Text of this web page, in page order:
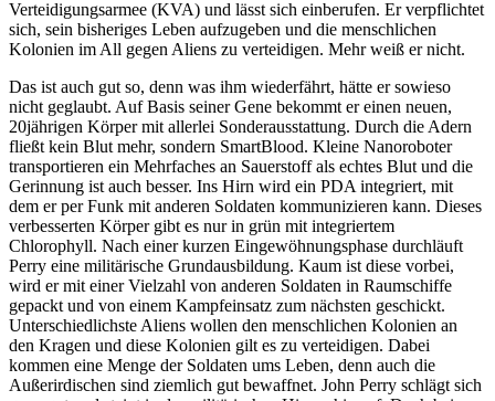
Verteidigungsarmee (KVA) und lässt sich einberufen. Er verpflichtet
sich, sein bisheriges Leben aufzugeben und die menschlichen
Kolonien im All gegen Aliens zu verteidigen. Mehr weiß er nicht.
Das ist auch gut so, denn was ihm wiederfährt, hätte er sowieso
nicht geglaubt. Auf Basis seiner Gene bekommt er einen neuen,
20jährigen Körper mit allerlei Sonderausstattung. Durch die Adern
fließt kein Blut mehr, sondern SmartBlood. Kleine Nanoroboter
transportieren ein Mehrfaches an Sauerstoff als echtes Blut und die
Gerinnung ist auch besser. Ins Hirn wird ein PDA integriert, mit
dem er per Funk mit anderen Soldaten kommunizieren kann. Dieses
verbesserten Körper gibt es nur in grün mit integriertem
Chlorophyll. Nach einer kurzen Eingewöhnungsphase durchläuft
Perry eine militärische Grundausbildung. Kaum ist diese vorbei,
wird er mit einer Vielzahl von anderen Soldaten in Raumschiffe
gepackt und von einem Kampfeinsatz zum nächsten geschickt.
Unterschiedlichste Aliens wollen den menschlichen Kolonien an
den Kragen und diese Kolonien gilt es zu verteidigen. Dabei
kommen eine Menge der Soldaten ums Leben, denn auch die
Außerirdischen sind ziemlich gut bewaffnet. John Perry schlägt sich